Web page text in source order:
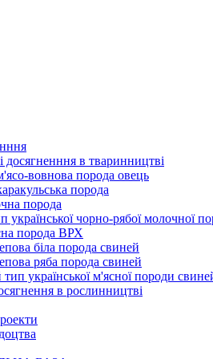
досягненння в тваринництві
вовнова порода овець
порода
порода
української чорно-рябої молочної
порода ВРХ
біла порода свиней
ряба порода свиней
української м'ясної породи
в рослинництві